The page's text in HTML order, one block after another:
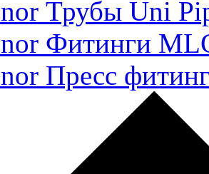
Трубы Uni
Фитинги
Пресс